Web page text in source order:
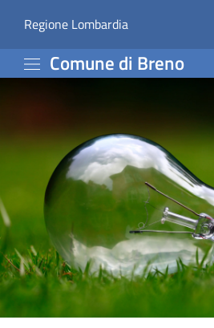
Energie
Regione Lombardia(apre in un'altra
Comune di Breno